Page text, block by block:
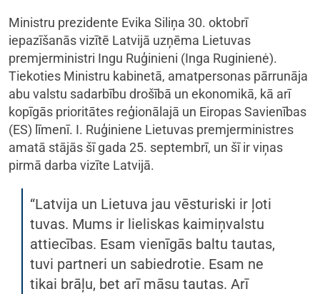
Ministru prezidente Evika Siliņa 30. oktobrī
iepazīšanās vizītē Latvijā uzņēma Lietuvas
premjerministri Ingu Ruģinieni (Inga Ruginienė).
Tiekoties Ministru kabinetā, amatpersonas pārrunāja
abu valstu sadarbību drošībā un ekonomikā, kā arī
kopīgās prioritātes reģionālajā un Eiropas Savienības
(ES) līmenī. I. Ruģiniene Lietuvas premjerministres
amatā stājās šī gada 25. septembrī, un šī ir viņas
pirmā darba vizīte Latvijā.
“Latvija un Lietuva jau vēsturiski ir ļoti
tuvas. Mums ir lieliskas kaimiņvalstu
attiecības. Esam vienīgās baltu tautas,
tuvi partneri un sabiedrotie. Esam ne
tikai brāļu, bet arī māsu tautas. Arī